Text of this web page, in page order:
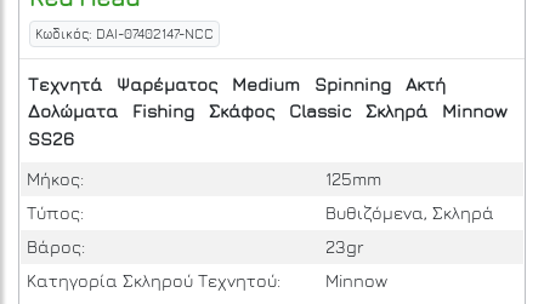
Κωδικός: DAI-07402147-NCC
Τεχνητά Ψαρέματος Medium Spinning
Ακτή
Δολώματα
Fishing Σκάφος Classic Σκληρά
Minnow
SS26
Μήκος:
125mm
Τύπος:
Βυθιζόμενα, Σκληρά
Βάρος:
23gr
Κατηγορία Σκληρού Τεχνητού:
Minnow